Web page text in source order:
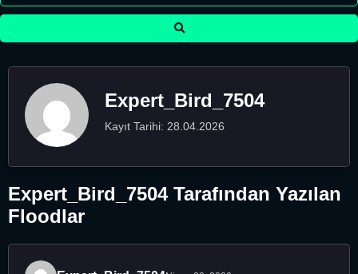
Expert_Bird_7504
Kayıt Tarihi: 28.04.2026
Expert_Bird_7504 Tarafından Yazılan
Floodlar